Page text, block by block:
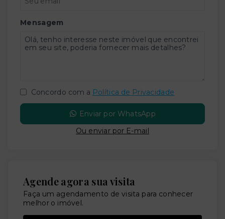
Mensagem
Concordo com a Política de Privacidade
Enviar por WhatsApp
Ou enviar por E-mail
Agende agora sua visita
Faça um agendamento de visita para conhecer
melhor o imóvel.